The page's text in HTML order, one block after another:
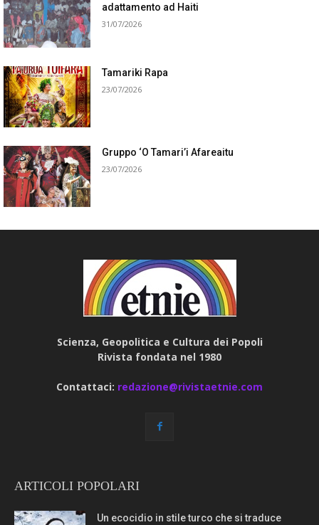
adattamento ad Haiti
31/07/2026
Tamariki Rapa
23/07/2026
Gruppo ‘O Tamari’i Afareaitu
23/07/2026
Scienza, Geopolitica e Cultura dei Popoli
Rivista fondata nel 1980
Contattaci: redazione@rivistaetnie.com
ARTICOLI POPOLARI
Un ecocidio in stile turco che si traduce